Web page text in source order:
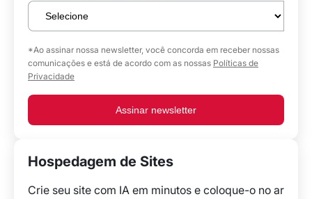
*Ao assinar nossa newsletter, você concorda em receber nossas
comunicações e está de acordo com as nossas Políticas de
Privacidade
Assinar newsletter
Hospedagem de Sites
Crie seu site com IA em minutos e coloque-o no ar